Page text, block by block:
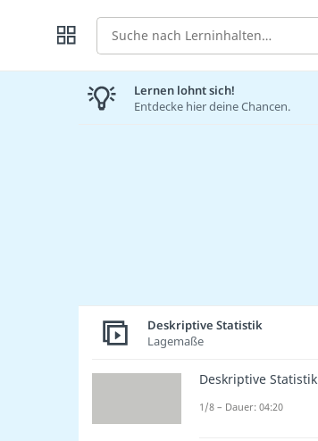
Suche
Lernen lohnt sich!
Entdecke hier deine Chancen.
Deskriptive Statistik
Lagemaße
Deskriptive Statistik
1/8 – Dauer: 04:20